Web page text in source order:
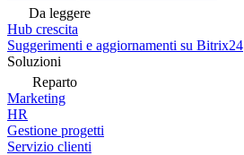
Da leggere
Hub crescita
Suggerimenti e aggiornamenti su Bitrix24
Soluzioni
Reparto
Marketing
HR
Gestione progetti
Servizio clienti